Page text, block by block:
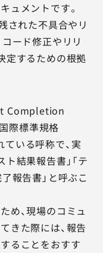
ュメントです。
された不具合やリ
ード修正やリリ
定するための根拠
Completion
際標準規格
ている呼称で、実
結果報告書」「テ
報告書」と呼ぶこ
め、現場のコミュ
きた際には、報告
ることをおすす